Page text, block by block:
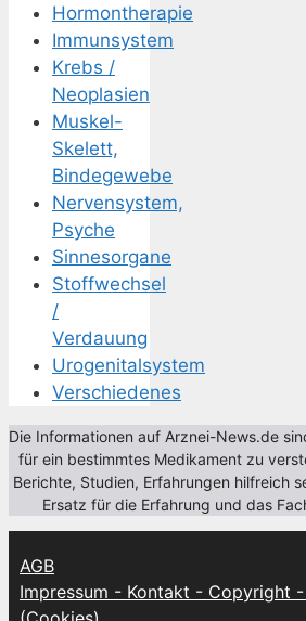
Hormontherapie
Immunsystem
Krebs /
Neoplasien
Muskel-
Skelett,
Bindegewebe
Nervensystem,
Psyche
Sinnesorgane
Stoffwechsel
/
Verdauung
Urogenitalsystem
Verschiedenes
Die Informationen auf Arznei-News.de
für ein bestimmtes Medikament zu
Berichte, Studien, Erfahrungen hilfreich
Ersatz für die Erfahrung und das
AGB
Impressum - Kontakt - Copyright